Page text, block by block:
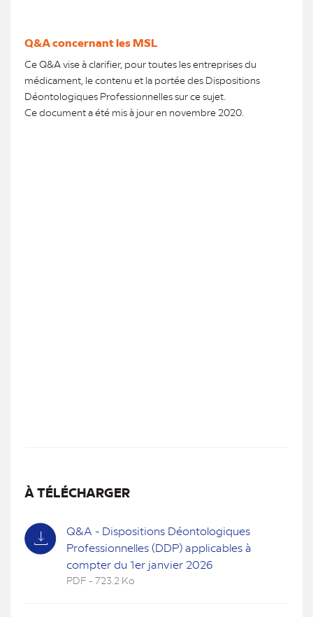
Q&A concernant les MSL
Ce Q&A vise à clarifier, pour toutes les entreprises du
médicament, le contenu et la portée des Dispositions
Déontologiques Professionnelles sur ce sujet.
Ce document a été mis à jour en novembre 2020.
À TÉLÉCHARGER
Q&A - Dispositions Déontologiques
Professionnelles (DDP) applicables à
compter du 1er janvier 2026
PDF - 723.2 Ko